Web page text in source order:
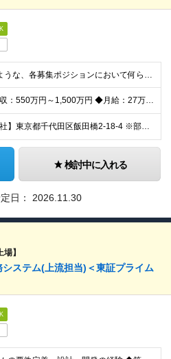
■下記のような、各募集ポジションにおいて何らかの知識・経験がある方 ・システムの要件定義、設計～開発の経験 ・仮想サーバの構築経験 ・SQL言語2年以上、業務でのリレーショナルデータベースの利用 ・
◆想定年収：550万円～1,500万円 ◆月給：27万4,000円～（基本給：24万9,000円～/諸手当：2万5,000円～） ・昇給：年1回 ・賞与：年2回（7月・12月） ・通勤手当：会社規定
【東京本社】東京都千代田区飯田橋2-18-4 ※部署やポジションなどにより異なります。 ※勤務地の変更範囲：会社の定める事業所
検討中に入れる
日： 2026.11.30
】
ステム(上流担当)＜東証プライム